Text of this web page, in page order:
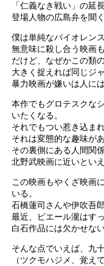
「仁義なき戦い」の延
登場人物の広島弁を聞
僕は単純なバイオレン
無意味に殺し合う映画
だけど、なぜかこの類
大きく捉えれば同じジ
暴力映画が嫌いは人に
本作でもグロテスクな
いたくなる。
それでもつい惹き込ま
それは変態的な趣味が
その裏側にある人間関
北野武映画に近いとい
この映画もやくざ映画
いる。
石橋蓮司さんや伊吹吾
最近、ピエール瀧はす
白石作品には欠かせな
そんな点でいえば、九
（ツクモハジメ、覚え